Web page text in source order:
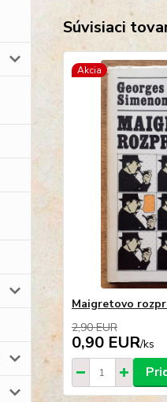
Súvisiaci
Akcia
Maigretovo
2,90 EUR
0,90 EUR/ks